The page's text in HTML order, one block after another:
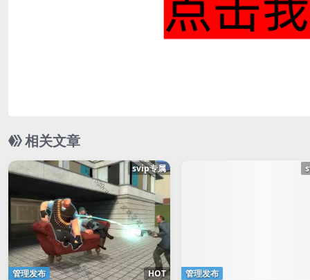
相关文章
svip专属
HOT
管理发布 管理发布